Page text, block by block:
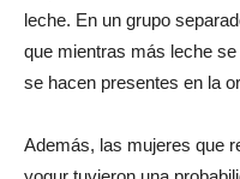
leche. En un grupo
que mientras más leche
se hacen presentes en la
Además, las mujeres que